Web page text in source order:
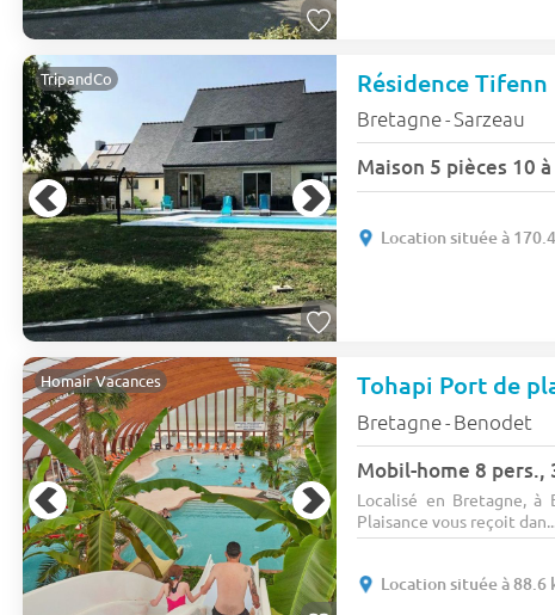
TripandCo Résidence Tifenn
Bretagne-Sarzeau
Location située à
Homair Vacances Tohapi Port de
Bretagne- Benodet
Mobil-home 8 pers.,
Localisé en Bretagne, à
Plaisance vous reçoit
Location située à 88.6